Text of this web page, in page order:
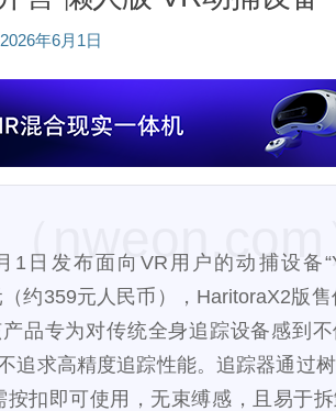
2026年6月1日
1日发布面向VR用户的动捕设备
约359元人民币），HaritoraX2版
产品专为对传统全身追踪设备感到
追求高精度追踪性能。追踪器通过
扣即可使用，无束缚感，且易于
nweon.com